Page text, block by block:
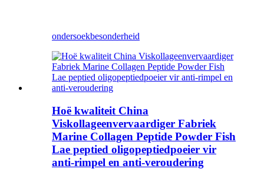
ondersoekbesonderheid
Hoë kwaliteit China
Viskollageenvervaardiger Fabriek
Marine Collagen Peptide Powder Fish
Lae peptied oligopeptiedpoeier vir
anti-rimpel en anti-veroudering